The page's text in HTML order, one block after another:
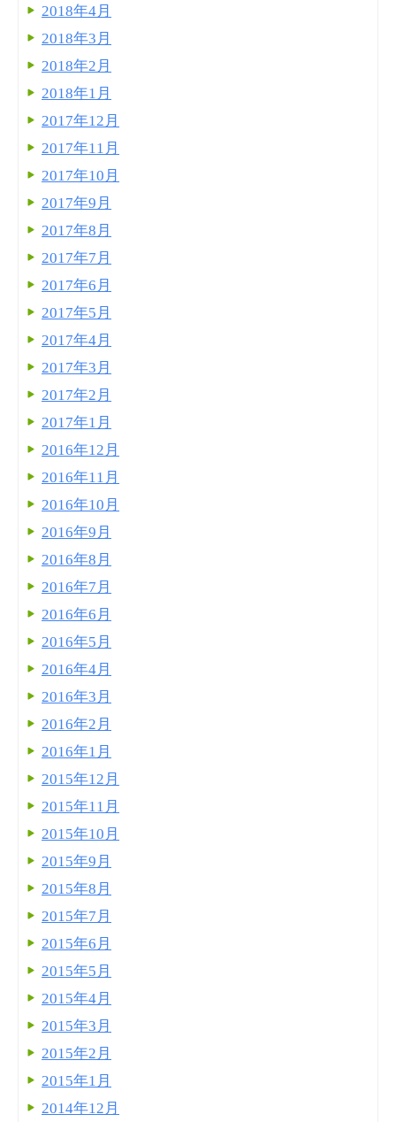
2018年4月
2018年3月
2018年2月
2018年1月
2017年12月
2017年11月
2017年10月
2017年9月
2017年8月
2017年7月
2017年6月
2017年5月
2017年4月
2017年3月
2017年2月
2017年1月
2016年12月
2016年11月
2016年10月
2016年9月
2016年8月
2016年7月
2016年6月
2016年5月
2016年4月
2016年3月
2016年2月
2016年1月
2015年12月
2015年11月
2015年10月
2015年9月
2015年8月
2015年7月
2015年6月
2015年5月
2015年4月
2015年3月
2015年2月
2015年1月
2014年12月